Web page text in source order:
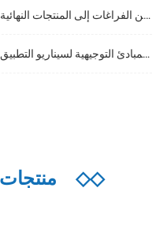
تحليل شامل لتكنولوجيا معالجة قطع غيار السيارات: التكنولوجيات الأساسية من الفراغات إلى المنتجات النهائية
تحليل شامل لتصميم غلاف المعدات الكهربائية: معايير اختيار المواد ومستويات الحماية والمبادئ التوجيهية لسيناريو التطبيق
◇◇